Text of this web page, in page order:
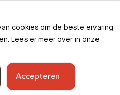
cookies om de beste ervaring
Lees er meer over in onze
Accepteren
in